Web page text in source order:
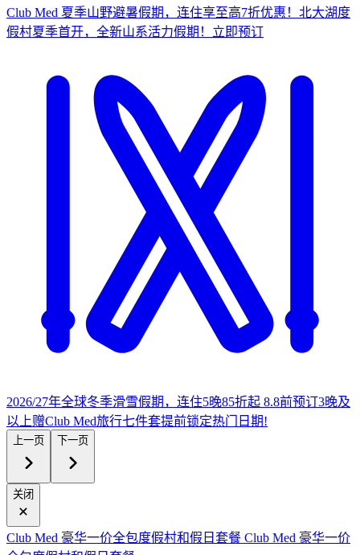
Club Med 夏季山野避暑假期，连住享至高7折优惠！ 北大湖度
假村夏季首开，全新山系活力假期！ 立 即预订
2026/27年全球冬季滑雪假期，连住5晚85折起 8.8前预订3晚及
以上赠Club Med旅行七件套提前锁定热门日期!
上一页 下一页
关闭
Club Med 豪华一价全包度假村和假日套餐 Club Med 豪华一价